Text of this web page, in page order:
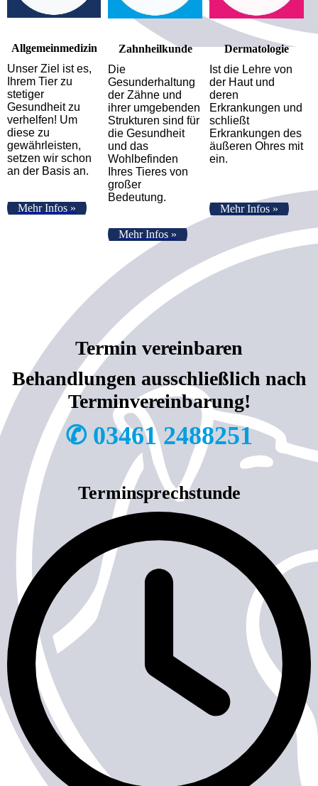
Allgemeinmedizin
Unser Ziel ist es,
Ihrem Tier zu
stetiger
Gesundheit zu
verhelfen! Um
diese zu
gewährleisten,
setzen wir schon
an der Basis an.
Mehr Infos »
Zahnheilkunde
Die
Gesunderhaltung
der Zähne und
ihrer umgebenden
Strukturen sind für
die Gesundheit
und das
Wohlbefinden
Ihres Tieres von
großer
Bedeutung.
Mehr Infos »
Dermatologie
Ist die Lehre von
der Haut und
deren
Erkrankungen und
schließt
Erkrankungen des
äußeren Ohres mit
ein.
Mehr Infos »
Termin vereinbaren
Behandlungen ausschließlich nach
Terminvereinbarung!
✆ 03461 2488251
Terminsprechstunde